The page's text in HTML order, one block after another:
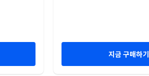
지금 구매하기